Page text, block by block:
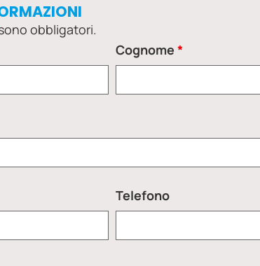
obbligatori.
Cognome *
Telefono